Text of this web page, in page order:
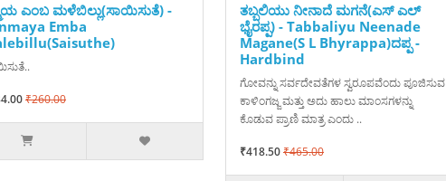
ಎಂಬ ಮಳೆಬಿಲ್ಲು(ಸಾಯಿಸುತೆ) -
Emba
₹260.00
ತಬ್ಬಲಿಯು ನೀನಾದೆ ಮಗನೆ(ಎಸ್ ಎಲ್
ಭೈರಪ್ಪ) - Tabbaliyu Neenade
Magane(S L Bhyrappa)ದಪ್ಪ -
Hardbind
ಗೋವನ್ನು ಸರ್ವದೇವತೆಗಳ ಸ್ವರೂಪವೆಂದು ಪೂಜಿಸುವ
ಕಾಳಿಂಗಜ್ಜ ಮತ್ತು ಅದು ಹಾಲು ಮಾಂಸಗಳನ್ನು
ಕೊಡುವ ಪ್ರಾಣಿ ಮಾತ್ರ ಎಂದು ..
₹418.50₹465.00